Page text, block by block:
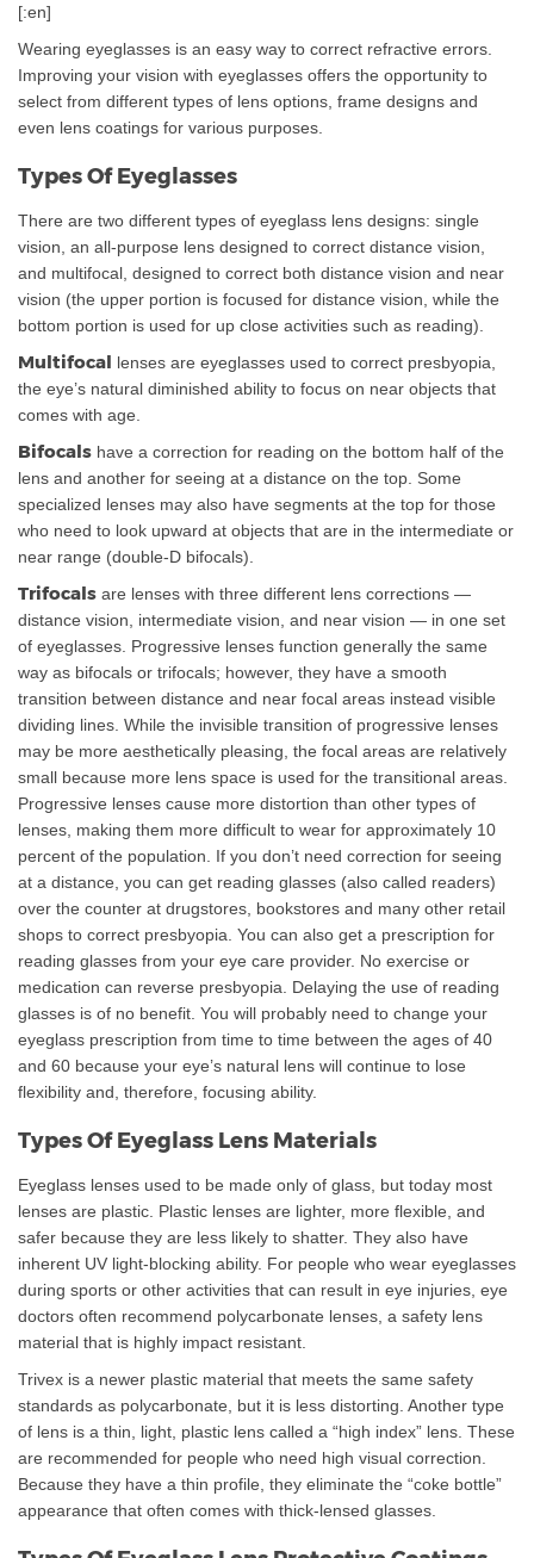
[:en]
Wearing eyeglasses is an easy way to correct refractive errors.
Improving your vision with eyeglasses offers the opportunity to
select from different types of lens options, frame designs and
even lens coatings for various purposes.
Types Of Eyeglasses
There are two different types of eyeglass lens designs: single
vision, an all-purpose lens designed to correct distance vision,
and multifocal, designed to correct both distance vision and near
vision (the upper portion is focused for distance vision, while the
bottom portion is used for up close activities such as reading).
Multifocal lenses are eyeglasses used to correct presbyopia,
the eye’s natural diminished ability to focus on near objects that
comes with age.
Bifocals have a correction for reading on the bottom half of the
lens and another for seeing at a distance on the top. Some
specialized lenses may also have segments at the top for those
who need to look upward at objects that are in the intermediate or
near range (double-D bifocals).
Trifocals are lenses with three different lens corrections —
distance vision, intermediate vision, and near vision — in one set
of eyeglasses. Progressive lenses function generally the same
way as bifocals or trifocals; however, they have a smooth
transition between distance and near focal areas instead visible
dividing lines. While the invisible transition of progressive lenses
may be more aesthetically pleasing, the focal areas are relatively
small because more lens space is used for the transitional areas.
Progressive lenses cause more distortion than other types of
lenses, making them more difficult to wear for approximately 10
percent of the population. If you don’t need correction for seeing
at a distance, you can get reading glasses (also called readers)
over the counter at drugstores, bookstores and many other retail
shops to correct presbyopia. You can also get a prescription for
reading glasses from your eye care provider. No exercise or
medication can reverse presbyopia. Delaying the use of reading
glasses is of no benefit. You will probably need to change your
eyeglass prescription from time to time between the ages of 40
and 60 because your eye’s natural lens will continue to lose
flexibility and, therefore, focusing ability.
Types Of Eyeglass Lens Materials
Eyeglass lenses used to be made only of glass, but today most
lenses are plastic. Plastic lenses are lighter, more flexible, and
safer because they are less likely to shatter. They also have
inherent UV light-blocking ability. For people who wear eyeglasses
during sports or other activities that can result in eye injuries, eye
doctors often recommend polycarbonate lenses, a safety lens
material that is highly impact resistant.
Trivex is a newer plastic material that meets the same safety
standards as polycarbonate, but it is less distorting. Another type
of lens is a thin, light, plastic lens called a “high index” lens. These
are recommended for people who need high visual correction.
Because they have a thin profile, they eliminate the “coke bottle”
appearance that often comes with thick-lensed glasses.